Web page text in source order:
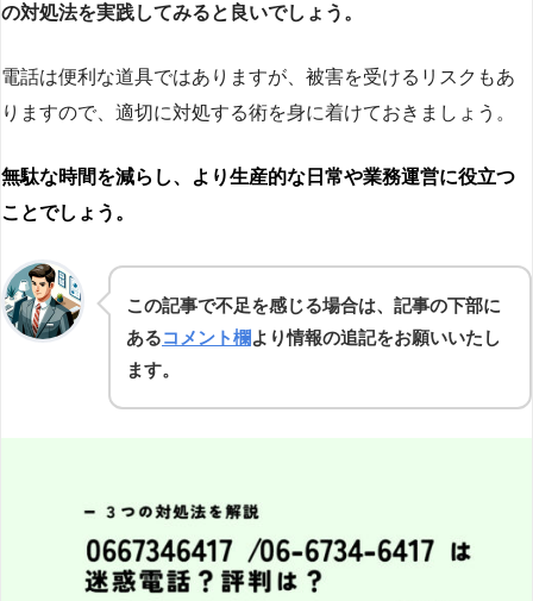
の対処法を実践してみると良いでしょう。
電話は便利な道具ではありますが、被害を受けるリスクもあ
りますので、適切に対処する術を身に着けておきましょう。
無駄な時間を減らし、より生産的な日常や業務運営に役立つ
ことでしょう。
この記事で不足を感じる場合は、記事の下部に
あるコメント欄より情報の追記をお願いいたし
ます。